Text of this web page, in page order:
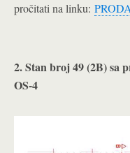
pročitati na linku:
2. Stan broj 49 (2B) sa
OS-4